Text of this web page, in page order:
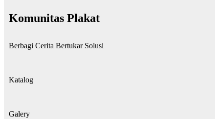
Komunitas Plakat
Berbagi Cerita Bertukar Solusi
Katalog
Galery